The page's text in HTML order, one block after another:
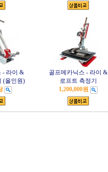
- 라이 &
(올인원)
골프메카닉스 - 라이 &
로프트 측정기
1,200,000원